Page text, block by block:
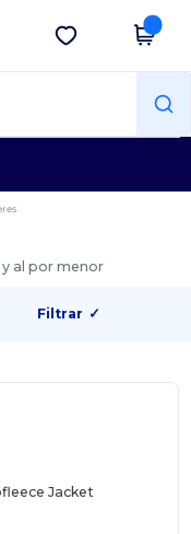
Descargar app
al por menor
Filtrar ✓
Jacket